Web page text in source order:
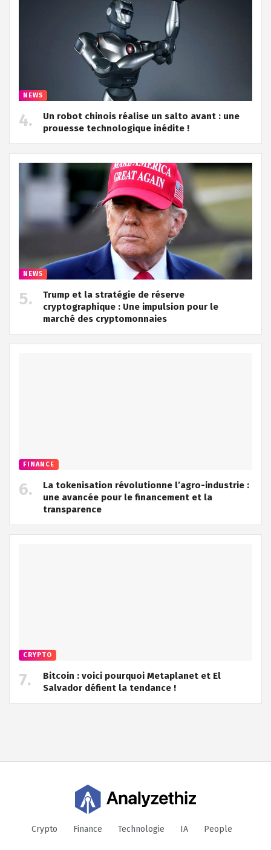
NEWS
Un robot chinois réalise un salto avant : une
prouesse technologique inédite !
NEWS
Trump et la stratégie de réserve
cryptographique : Une impulsion pour le
marché des cryptomonnaies
FINANCE
La tokenisation révolutionne l’agro-industrie :
une avancée pour le financement et la
transparence
CRYPTO
Bitcoin : voici pourquoi Metaplanet et El
Salvador défient la tendance !
Crypto Finance Technologie IA People